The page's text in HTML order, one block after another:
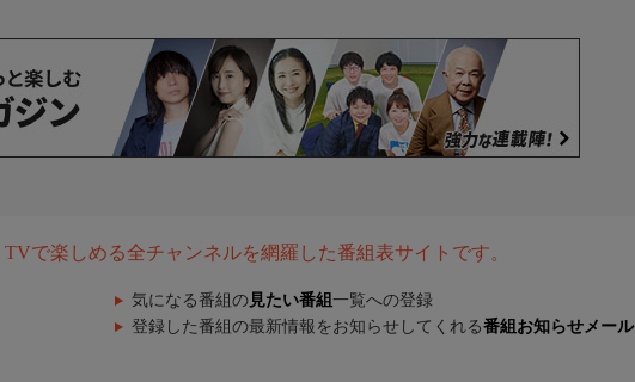
で楽しめる全チャンネルを網羅した番組表サイトです。
気になる番組の 見たい番組 一覧への登録
登録した番組の最新情報をお知らせしてくれる番組お知らせメール